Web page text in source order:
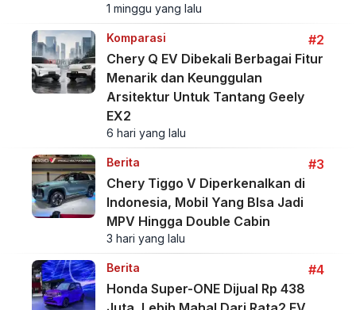
1 minggu yang lalu
Komparasi
#2
Chery Q EV Dibekali Berbagai Fitur
Menarik dan Keunggulan
Arsitektur Untuk Tantang Geely
EX2
6 hari yang lalu
Berita
#3
Chery Tiggo V Diperkenalkan di
Indonesia, Mobil Yang BIsa Jadi
MPV Hingga Double Cabin
3 hari yang lalu
Berita
#4
Honda Super-ONE Dijual Rp 438